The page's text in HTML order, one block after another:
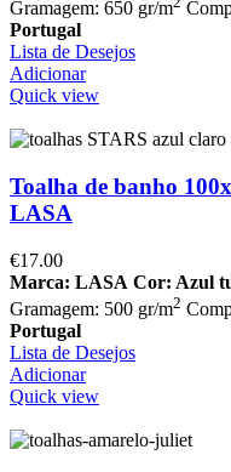
Gramagem: 650 gr/m
Portugal
Lista de Desejos
Adicionar
Quick view
Toalha de banho
LASA
€17.00
Marca: LASA Cor: Azul
Gramagem: 500 gr/m2
Portugal
Lista de Desejos
Adicionar
Quick view